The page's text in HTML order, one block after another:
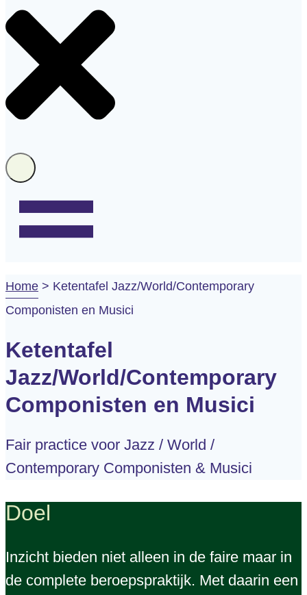
Home > Ketentafel Jazz/World/Contemporary
Componisten en Musici
Ketentafel
Jazz/World/Contemporary
Componisten en Musici
Fair practice voor Jazz / World /
Contemporary Componisten & Musici
Doel
Inzicht bieden niet alleen in de faire maar in
de complete beroepspraktijk. Met daarin een